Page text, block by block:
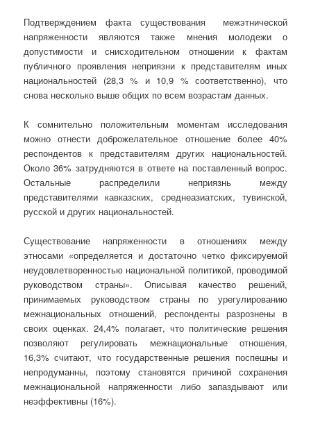
Подтверждением факта существования межэтнической
напряженности являются также мнения молодежи о
допустимости и снисходительном отношении к фактам
публичного проявления неприязни к представителям иных
национальностей (28,3 % и 10,9 % соответственно), что
снова несколько выше общих по всем возрастам данных.
К сомнительно положительным моментам исследования
можно отнести доброжелательное отношение более 40%
респондентов к представителям других национальностей.
Около 36% затрудняются в ответе на поставленный вопрос.
Остальные распределили неприязнь между
представителями кавказских, среднеазиатских, тувинской,
русской и других национальностей.
Существование напряженности в отношениях между
этносами «определяется и достаточно четко фиксируемой
неудовлетворенностью национальной политикой, проводимой
руководством страны». Описывая качество решений,
принимаемых руководством страны по урегулированию
межнациональных отношений, респонденты разрознены в
своих оценках. 24,4% полагает, что политические решения
позволяют регулировать межнациональные отношения,
16,3% считают, что государственные решения поспешны и
непродуманны, поэтому становятся причиной сохранения
межнациональной напряженности либо запаздывают или
неэффективны (16%).